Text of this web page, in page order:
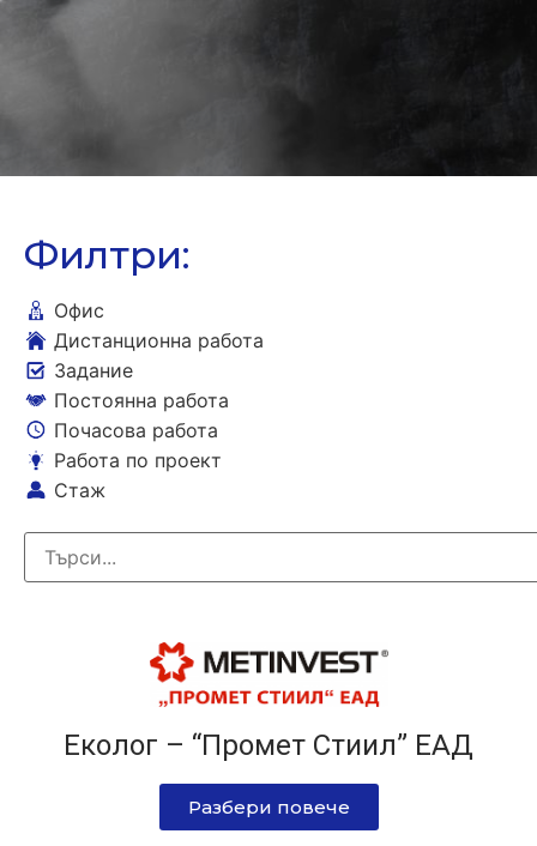
Филтри:
Офис
Дистанционна работа
Задание
Постоянна работа
Почасова работа
Работа по проект
Стаж
Еколог – “Промет Стиил” ЕАД
Разбери повече